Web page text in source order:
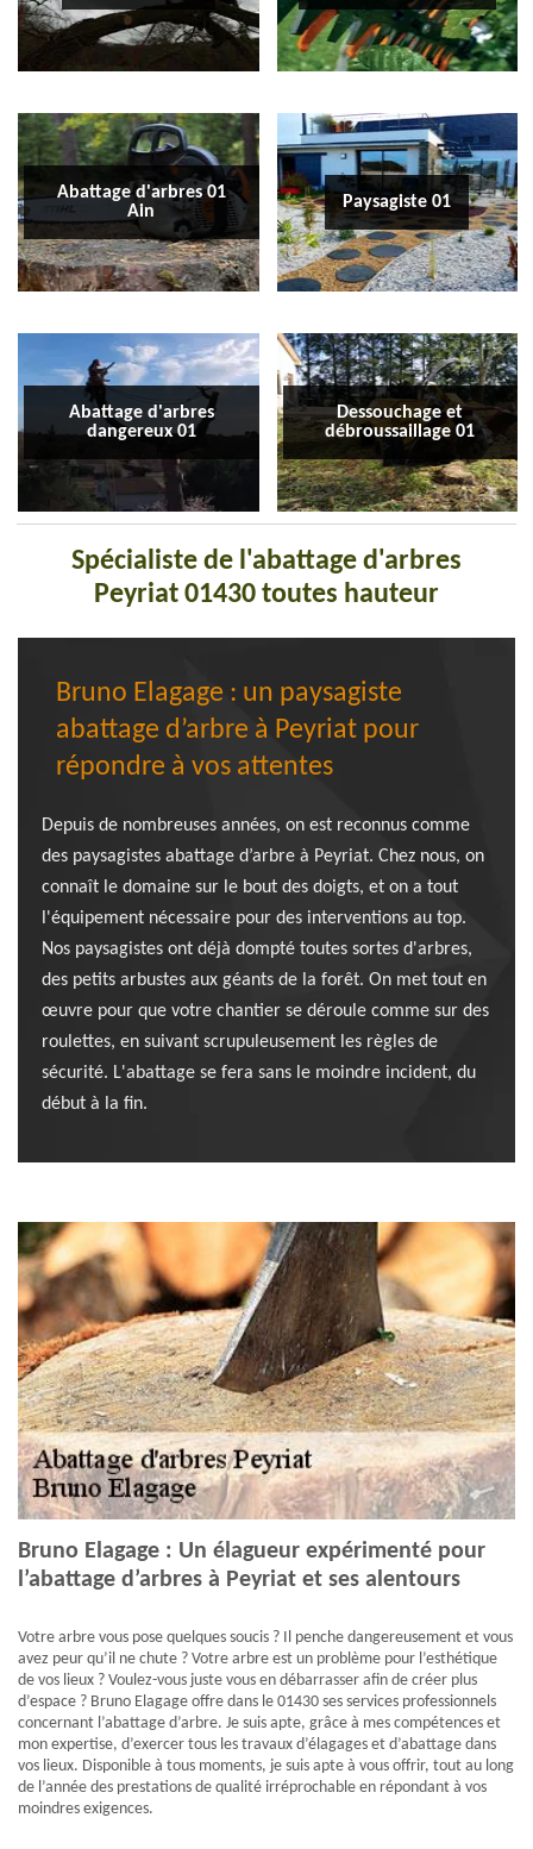
Abattage d'arbres 01
Ain
Paysagiste 01
Abattage d'arbres
dangereux 01
Dessouchage et
débroussaillage 01
Spécialiste de l'abattage d'arbres
Peyriat 01430 toutes hauteur
Bruno Elagage : un paysagiste
abattage d’arbre à Peyriat pour
répondre à vos attentes
Depuis de nombreuses années, on est reconnus comme
des paysagistes abattage d’arbre à Peyriat. Chez nous, on
connaît le domaine sur le bout des doigts, et on a tout
l'équipement nécessaire pour des interventions au top.
Nos paysagistes ont déjà dompté toutes sortes d'arbres,
des petits arbustes aux géants de la forêt. On met tout en
œuvre pour que votre chantier se déroule comme sur des
roulettes, en suivant scrupuleusement les règles de
sécurité. L'abattage se fera sans le moindre incident, du
début à la fin.
Bruno Elagage : Un élagueur expérimenté pour
l’abattage d’arbres à Peyriat et ses alentours
Votre arbre vous pose quelques soucis ? Il penche dangereusement et vous
avez peur qu’il ne chute ? Votre arbre est un problème pour l’esthétique
de vos lieux ? Voulez-vous juste vous en débarrasser afin de créer plus
d’espace ? Bruno Elagage offre dans le 01430 ses services professionnels
concernant l’abattage d’arbre. Je suis apte, grâce à mes compétences et
mon expertise, d’exercer tous les travaux d’élagages et d’abattage dans
vos lieux. Disponible à tous moments, je suis apte à vous offrir, tout au long
de l’année des prestations de qualité irréprochable en répondant à vos
moindres exigences.